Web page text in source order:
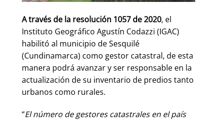
A través de la resolución 1057 de 2020, el
Instituto Geográfico Agustín Codazzi (IGAC)
habilitó al municipio de Sesquilé
(Cundinamarca) como gestor catastral, de esta
manera podrá avanzar y ser responsable en la
actualización de su inventario de predios tanto
urbanos como rurales.
“El número de gestores catastrales en el país